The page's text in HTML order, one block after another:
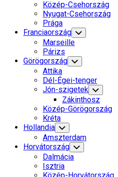
Közép-Csehország
Nyugat-Csehország
Prága
Franciaország Toggle
Child
Marseille
Párizs
Görögország Toggle
Child
Menu
Attika
Dél-Égei-tenger
Jón-szigetek Toggle
Child
Menu
Zákinthosz
Közép-Görögország
Kréta
Hollandia Toggle
Child
Menu
Amszterdam
Horvátország Toggle
Child
Menu
Dalmácia
Isztria